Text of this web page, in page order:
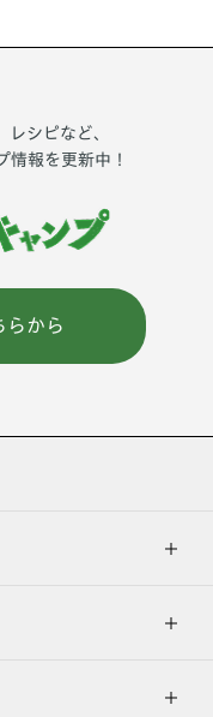
シピなど、
情報を更新中！
らから